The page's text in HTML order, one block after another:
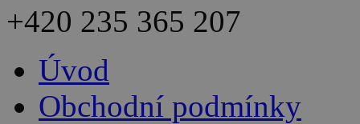
+420 235 365 207
Úvod
Obchodní podmínky